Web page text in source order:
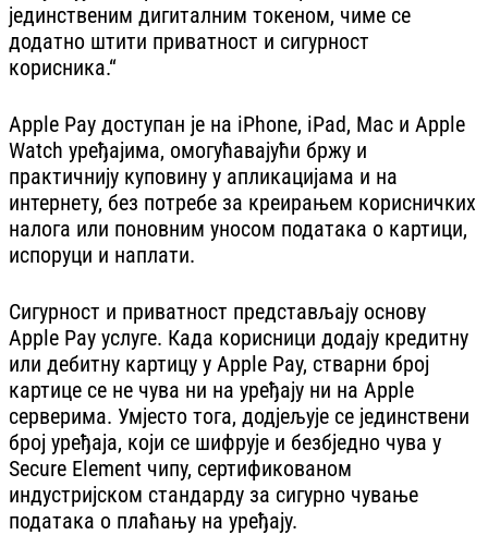
јединственим дигиталним токеном, чиме се
додатно штити приватност и сигурност
корисника.“
Apple Pay доступан је на iPhone, iPad, Mac и Apple
Watch уређајима, омогућавајући бржу и
практичнију куповину у апликацијама и на
интернету, без потребе за креирањем корисничких
налога или поновним уносом података о картици,
испоруци и наплати.
Сигурност и приватност представљају основу
Apple Pay услуге. Када корисници додају кредитну
или дебитну картицу у Apple Pay, стварни број
картице се не чува ни на уређају ни на Apple
серверима. Умјесто тога, додјељује се јединствени
број уређаја, који се шифрује и безбједно чува у
Secure Element чипу, сертификованом
индустријском стандарду за сигурно чување
података о плаћању на уређају.